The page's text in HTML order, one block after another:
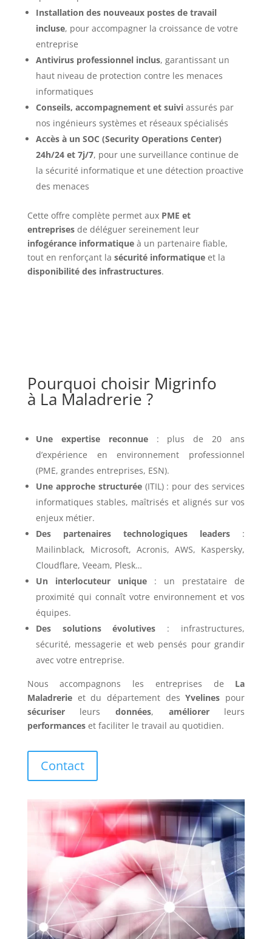
Installation des nouveaux postes de travail
incluse, pour accompagner la croissance de votre
entreprise
Antivirus professionnel inclus, garantissant un
haut niveau de protection contre les menaces
informatiques
Conseils, accompagnement et suiviassurés par
nos ingénieurs systèmes et réseaux spécialisés
Accès à un SOC (Security Operations Center)
24h/24 et 7j/7, pour une surveillance continue de
la sécurité informatique et une détection proactive
des menaces
Cette offre complète permet aux PME et
entreprisesde déléguer sereinement leur
infogérance informatiqueà un partenaire fiable,
tout en renforçant la sécurité informatiqueet la
disponibilité des infrastructures.
Pourquoi choisir Migrinfo
à La Maladrerie ?
Une expertise reconnue: plus de 20 ans
d’expérience en environnement professionnel
(PME, grandes entreprises, ESN).
Une approche structurée(ITIL) : pour des services
informatiques stables, maîtrisés et alignés sur vos
enjeux métier.
Des partenaires technologiques leaders :
Mailinblack, Microsoft, Acronis, AWS, Kaspersky,
Cloudflare, Veeam, Plesk…
Un interlocuteur unique: un prestataire de
proximité qui connaît votre environnement et vos
équipes.
Des solutions évolutives : infrastructures,
sécurité, messagerie et web pensés pour grandir
avec votre entreprise.
Nous accompagnons les entreprises de La
Maladrerieet du département desYvelines pour
sécuriserleurs données, améliorerleurs
performanceset faciliter le travail au quotidien.
Contact